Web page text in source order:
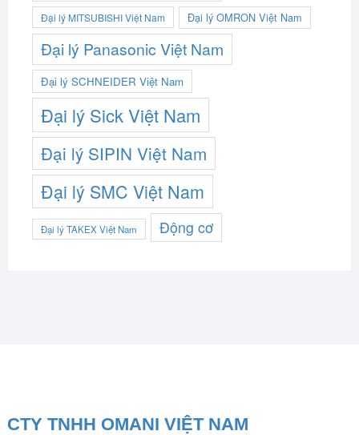
Đại lý MITSUBISHI Việt Nam Đại lý OMRON Việt Nam
Đại lý Panasonic Việt Nam
Đại lý SCHNEIDER Việt Nam
Đại lý Sick Việt Nam
Đại lý SIPIN Việt Nam
Đại lý SMC Việt Nam
Đại lý TAKEX Việt Nam Động cơ
CTY TNHH OMANI VIỆT NAM